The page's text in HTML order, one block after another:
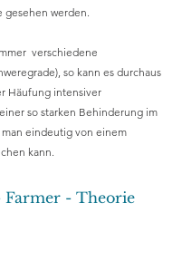
gesehen werden.
verschiedene
so kann es durchaus
Häufung intensiver
so starken Behinderung im
man eindeutig von einem
kann.
Farmer - Theorie